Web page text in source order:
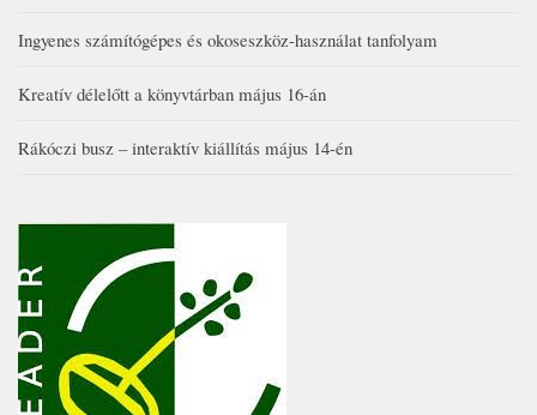
Ingyenes számítógépes és okoseszköz-használat tanfolyam
Kreatív délelőtt a könyvtárban május 16-án
Rákóczi busz – interaktív kiállítás május 14-én